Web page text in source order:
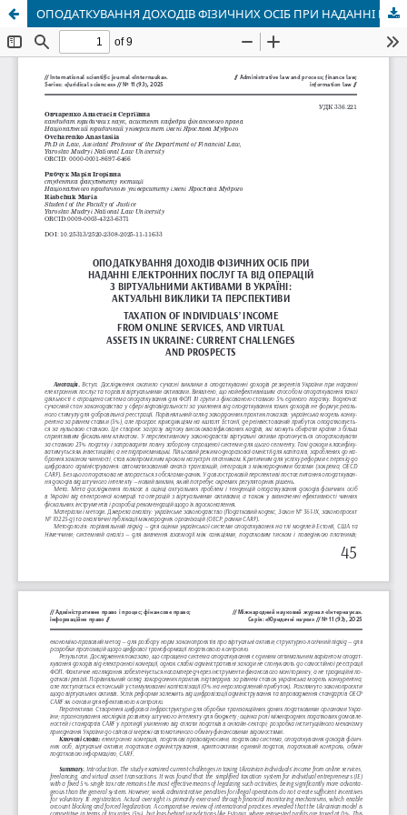
ОПОДАТКУВАННЯ ДОХОДІВ ФІЗИЧНИХ ОСІБ ПРИ НАДАННІ ЕЛЕКТРОННИХ ПОСЛУГ ТА ВІД ОПЕРАЦІЙ З ВІРТУАЛЬНИМИ АКТИВАМИ В УКРАЇНІ: АКТУАЛЬНІ ВИКЛИКИ ТА ПЕРСПЕКТИВИ